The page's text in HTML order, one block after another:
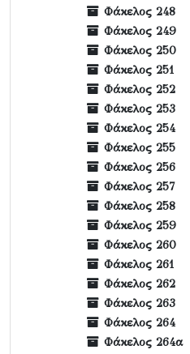
Φάκελος 248
Φάκελος 249
Φάκελος 250
Φάκελος 251
Φάκελος 252
Φάκελος 253
Φάκελος 254
Φάκελος 255
Φάκελος 256
Φάκελος 257
Φάκελος 258
Φάκελος 259
Φάκελος 260
Φάκελος 261
Φάκελος 262
Φάκελος 263
Φάκελος 264
Φάκελος 264α